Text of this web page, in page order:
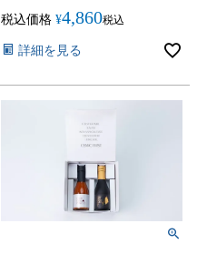
税込価格 ¥4,860税込
詳細を見る